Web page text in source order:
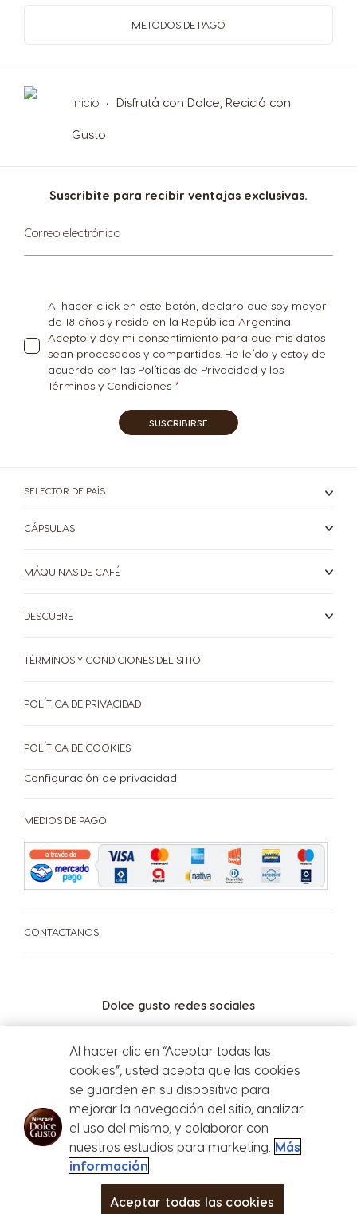
Repetir compra
¡Beneficios de tener tu cafetera Dolce Gusto!
METODOS DE PAGO
Inicio Disfrutá con Dolce, Reciclá con
Gusto
Suscribite para recibir ventajas exclusivas.
Suscríbase
al
boletín
Correo electrónico
Al hacer click en este botón, declaro que soy mayor
de 18 años y resido en la República Argentina.
Acepto y doy mi consentimiento para que mis datos
sean procesados y compartidos. He leído y estoy de
acuerdo con las Políticas de Privacidad y los
Términos y Condiciones
SUSCRIBIRSE
SELECTOR DE PAÍS
CÁPSULAS
MÁQUINAS DE CAFÉ
DESCUBRE
Dolce gusto redes sociales
MEDIOS DE PAGO
CONTACTANOS
TÉRMINOS Y CONDICIONES DEL SITIO
POLÍTICA DE PRIVACIDAD
POLÍTICA DE COOKIES
Configuración de privacidad
Defensa del
consumidor
Al hacer clic en “Aceptar todas las
cookies”, usted acepta que las cookies
se guarden en su dispositivo para
mejorar la navegación del sitio, analizar
el uso del mismo, y colaborar con
nuestros estudios para marketing. Más
información
Aceptar todas las cookies